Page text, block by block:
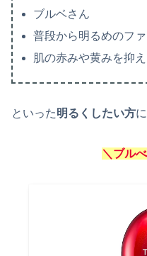
ブルベさん
普段から明るめのフ
肌の赤みや黄みを抑
といった明るくしたい方
＼ブル